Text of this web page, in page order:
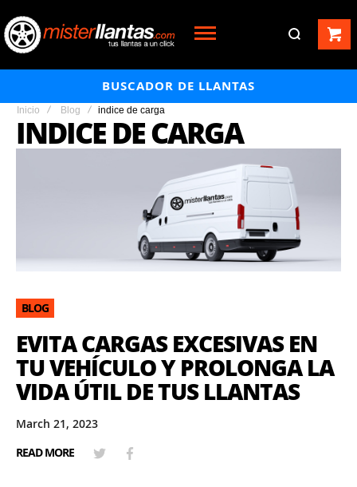
BUSCADOR DE LLANTAS
Inicio Blog indice de carga
INDICE DE CARGA
BLOG
EVITA CARGAS EXCESIVAS EN
TU VEHÍCULO Y PROLONGA LA
VIDA ÚTIL DE TUS LLANTAS
March 21, 2023
READ MORE